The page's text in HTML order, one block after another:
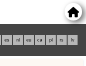
es nl eu ca pl rs lv